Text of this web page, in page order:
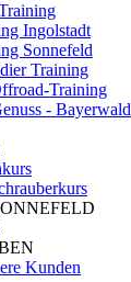
Ingolstadt
Sonnefeld
Training
Training
- Bayerwald
Kunden